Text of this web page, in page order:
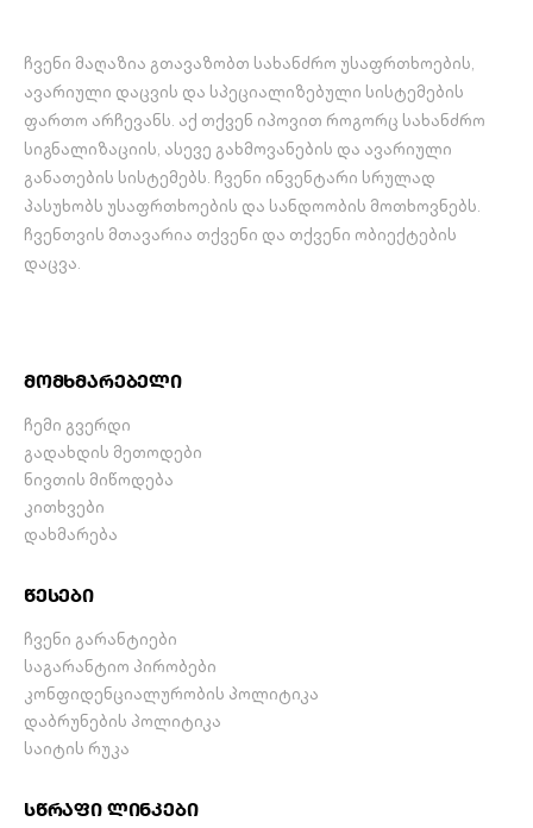
ჩვენი მაღაზია გთავაზობთ სახანძრო უსაფრთხოების,
ავარიული დაცვის და სპეციალიზებული სისტემების
ფართო არჩევანს. აქ თქვენ იპოვით როგორც სახანძრო
სიგნალიზაციის, ასევე გახმოვანების და ავარიული
განათების სისტემებს. ჩვენი ინვენტარი სრულად
პასუხობს უსაფრთხოების და სანდოობის მოთხოვნებს.
ჩვენთვის მთავარია თქვენი და თქვენი ობიექტების
დაცვა.
მომხმარებელი
ჩემი გვერდი
გადახდის მეთოდები
ნივთის მიწოდება
კითხვები
დახმარება
წესები
ჩვენი გარანტიები
საგარანტიო პირობები
კონფიდენციალურობის პოლიტიკა
დაბრუნების პოლიტიკა
საიტის რუკა
სწრაფი ლინკები